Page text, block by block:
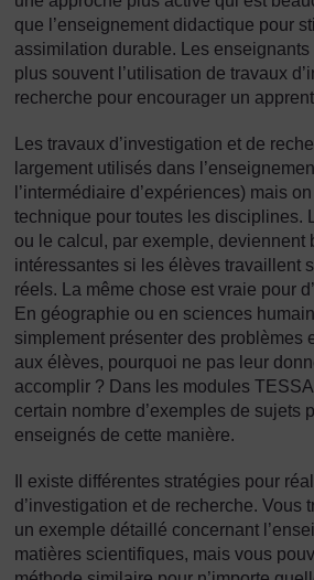
que l’enseignement didactique pour
assimilation durable. Les
plus souvent l’utilisation de travaux
recherche pour encourager un
Les travaux d’investigation et de
largement utilisés dans
l’intermédiaire d’expériences) mais
technique pour toutes les disciplines.
ou le calcul, par exemple, deviennent
intéressantes si les élèves travaillent
réels. La même chose est vraie pour
En géographie ou en sciences
simplement présenter des problèmes
aux élèves, pourquoi ne pas leur
accomplir ? Dans les modules
certain nombre d’exemples de sujets
enseignés de cette manière.
Il existe différentes stratégies pour
d’investigation et de recherche. Vous
un exemple détaillé concernant
matières scientifiques, mais vous